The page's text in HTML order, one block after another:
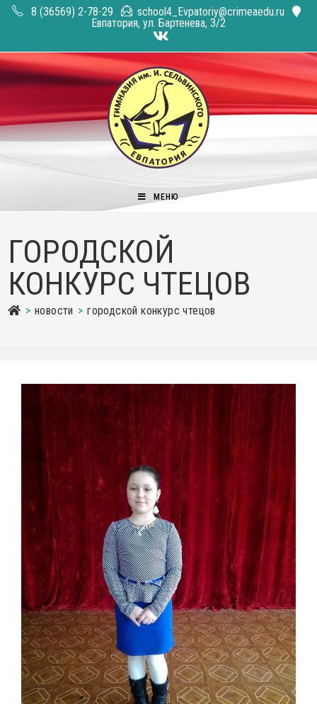
Перейти
8 (36569) 2-78-29
school4_Evpatoriy@crimeaedu.ru
Евпатория, ул. Бартенева, 3/2
МЕНЮ
ГОРОДСКОЙ
КОНКУРС ЧТЕЦОВ
> новости > городской конкурс чтецов